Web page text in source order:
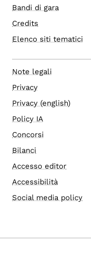
Bandi di gara
Credits
Elenco siti tematici
Note legali
Privacy
Privacy (english)
Policy IA
Concorsi
Bilanci
Accesso editor
Accessibilità
Social media policy